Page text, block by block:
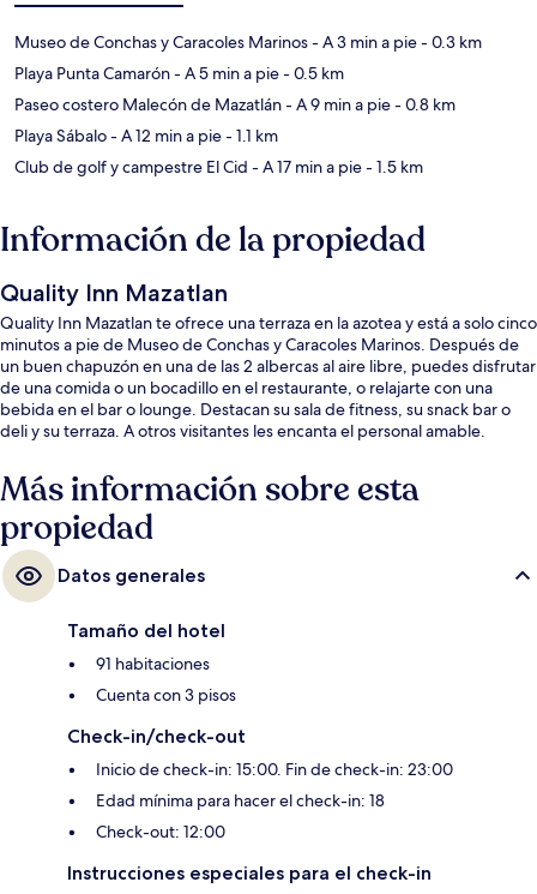
Museo de Conchas y Caracoles Marinos- A 3 min a pie- 0.3 km
Playa Punta Camarón- A 5 min a pie- 0.5 km
Paseo costero Malecón de Mazatlán- A 9 min a pie- 0.8 km
Playa Sábalo- A 12 min a pie- 1.1 km
Club de golf y campestre El Cid - A 17 min a pie- 1.5 km
Información de la propiedad
Quality Inn Mazatlan
Quality Inn Mazatlan te ofrece una terraza en la azotea y está a solo cinco
minutos a pie de Museo de Conchas y Caracoles Marinos. Después de
un buen chapuzón en una de las 2 albercas al aire libre, puedes disfrutar
de una comida o un bocadillo en el restaurante, o relajarte con una
bebida en el bar o lounge. Destacan su sala de fitness, su snack bar o
deli y su terraza. A otros visitantes les encanta el personal amable.
Más información sobre esta
propiedad
Datos generales
Tamaño del hotel
91 habitaciones
Cuenta con 3 pisos
Check-in/check-out
Inicio de check-in: 15:00. Fin de check-in: 23:00
Edad mínima para hacer el check-in: 18
Check-out: 12:00
Instrucciones especiales para el check-in